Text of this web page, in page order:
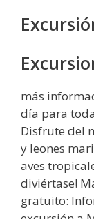
más
día para
Disfrute del
y leones
aves
diviértase!
gratuito: